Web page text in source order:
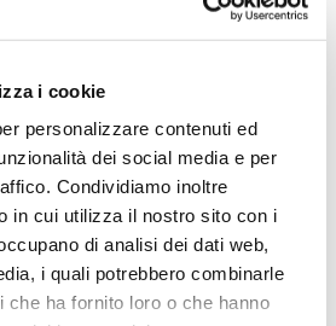
i cookie
personalizzare contenuti ed
dei social media e per
Condividiamo inoltre
in cui utilizza il nostro sito con i
di analisi dei dati web,
i quali potrebbero combinarle
che ha fornito loro o che hanno
territori boschivi: lepri,
rosse e grigie,
di Rotari
presso i Longobardi
come la gru e la
oggetto sia di
di caccia.